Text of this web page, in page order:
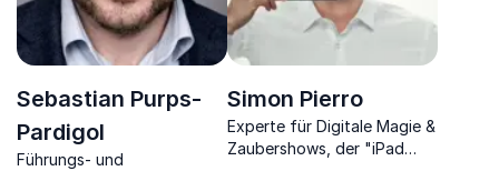
Sebastian Purps-
Pardigol
Führungs- und
Simon Pierro
Experte für Digitale Magie &
Zaubershows, der "iPad